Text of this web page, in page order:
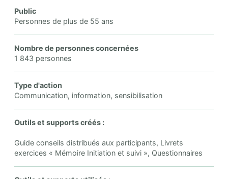
Public
Personnes de plus de 55 ans
Nombre de personnes concernées
1 843 personnes
Type d'action
Communication, information, sensibilisation
Outils et supports créés :
Guide conseils distribués aux participants, Livrets
exercices « Mémoire Initiation et suivi », Questionnaires